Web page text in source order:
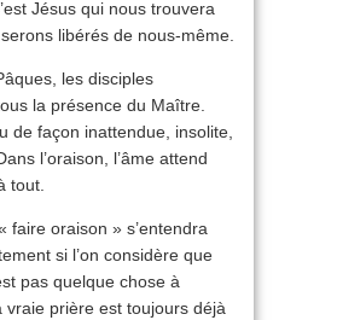
Jésus qui nous trouvera
libérés de nous-même.
les disciples
la présence du Maître.
de façon inattendue, insolite,
l’oraison, l’âme attend
tout.
faire oraison » s’entendra
si l’on considère que
pas quelque chose à
vraie prière est toujours déjà